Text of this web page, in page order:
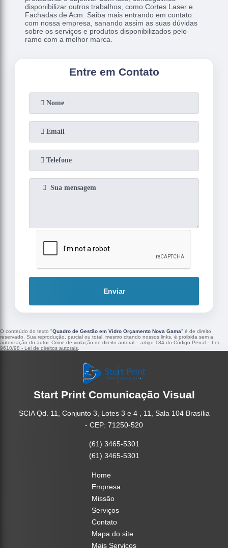
disponibilizar outros trabalhos, como Cortes Laser e
Fachadas de Acm. Saiba mais entrando em contato
com nossa empresa, sanando assim as suas dúvidas
sobre os serviços e produtos disponibilizados pelo
ramo com a melhor marca.
Entre em Contato
Enviar
O conteúdo do texto "Quadro de Gestão em Vidro Orçamento Nova Gama" é de direito
reservado. Sua reprodução, parcial ou total, mesmo citando nossos links, é proibida sem a
autorização do autor. Crime de violação de direito autoral – artigo 184 do Código Penal – Lei
9610/98 - Lei de direitos autorais
Start Print Comunicação Visual
SCIA Qd. 11, Conjunto 3, Lotes 3 e 4 , 11, Sala 104 Brasília
- CEP: 71250-520
(61) 3465-5301
(61) 3465-5301
Home
Empresa
Missão
Serviços
Contato
Mapa do site
Mais Serviços